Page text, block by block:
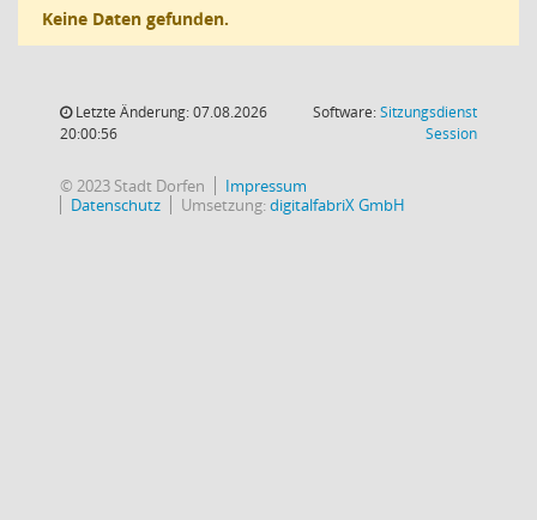
Keine Daten gefunden.
Letzte Änderung: 07.08.2026
20:00:56
Software:Sitzungsdienst
Session(Wird in
© 2023 Stadt Dorfen
Impressum
Datenschutz
Umsetzung:digitalfabriX GmbH